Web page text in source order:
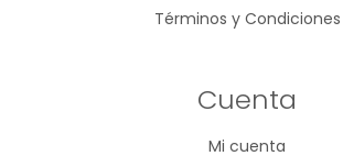
Términos y Condiciones
Cuenta
Mi cuenta